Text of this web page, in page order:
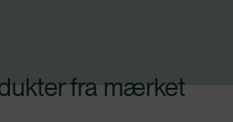
fra mærket